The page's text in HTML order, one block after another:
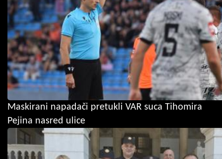
Maskirani napadači pretukli VAR suca Tihomira
Pejina nasred ulice